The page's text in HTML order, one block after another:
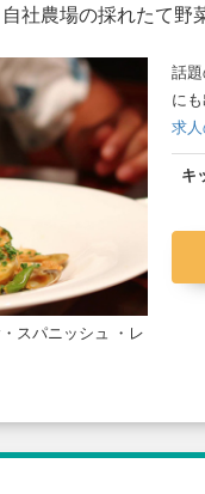
社農場の採れたて
スパニッシュ ・レ
話
に
求
キ